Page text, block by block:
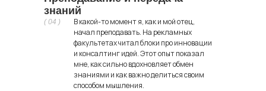
знаний
В какой-то момент я, как и мой отец,
начал преподавать. На рекламных
факультетах читал блоки про инновации
и консалтинг идей. Этот опыт показал
мне, как сильно вдохновляет обмен
знаниями и как важно делиться своим
способом мышления.
( 04 )